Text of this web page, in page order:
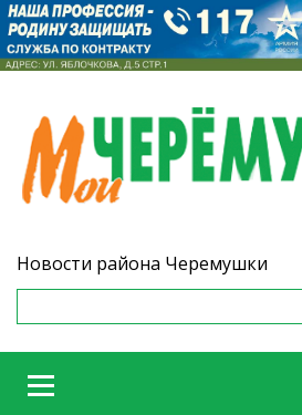
Новости района Черемушки